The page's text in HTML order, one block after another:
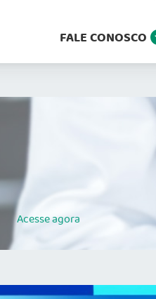
FALE CONOSCO
Acesseagora